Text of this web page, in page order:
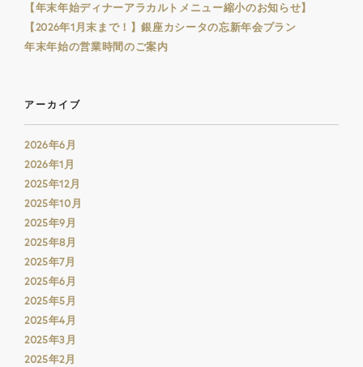
【年末年始ディナーアラカルトメニュー縮小のお知らせ】
【2026年1月末まで！】銀座カシータの忘新年会プラン
年末年始の営業時間のご案内
アーカイブ
2026年6月
2026年1月
2025年12月
2025年10月
2025年9月
2025年8月
2025年7月
2025年6月
2025年5月
2025年4月
2025年3月
2025年2月